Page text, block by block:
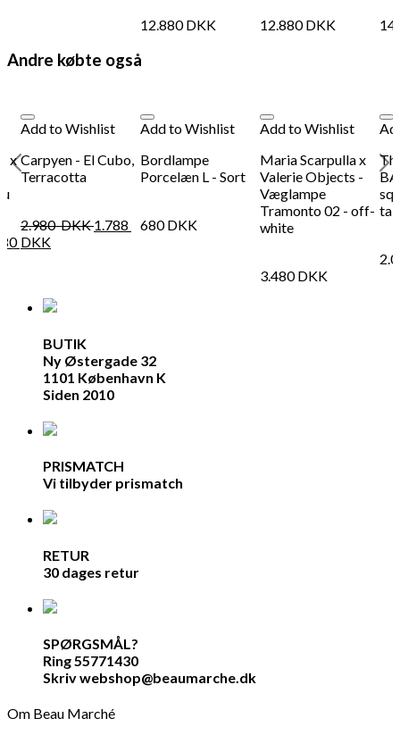
12.880DKK 12.880DKK
Andre købte også
x
Add to Wishlist
Carpyen - El Cubo,
Terracotta
2.980DKK 1.788
DKK
Add to Wishlist
Bordlampe
Porcelæn L - Sort
680DKK
Add to Wishlist
Maria Scarpulla x
Valerie Objects -
Væglampe
Tramonto 02 - off-
white
3.480DKK
BUTIK
Ny Østergade 32
1101 København K
Siden 2010
PRISMATCH
Vi tilbyder prismatch
RETUR
30 dages retur
SPØRGSMÅL?
Ring 55771430
Skriv webshop@beaumarche.dk
Om Beau Marché